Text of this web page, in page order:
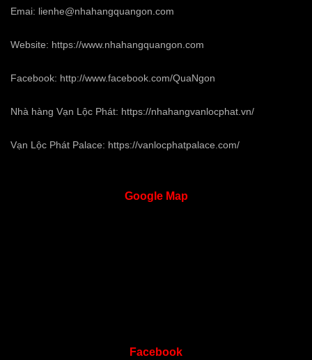
Emai: lienhe@nhahangquangon.com
Website: https://www.nhahangquangon.com
Facebook: http://www.facebook.com/QuaNgon
Nhà hàng Vạn Lộc Phát: https://nhahangvanlocphat.vn/
Vạn Lộc Phát Palace: https://vanlocphatpalace.com/
GoogleMap
Facebook